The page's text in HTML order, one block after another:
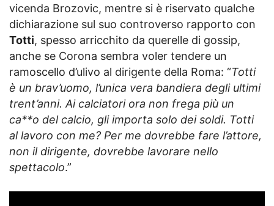
vicenda Brozovic, mentre si è riservato qualche
dichiarazione sul suo controverso rapporto con
Totti, spesso arricchito da querelle di gossip,
anche se Corona sembra voler tendere un
ramoscello d’ulivo al dirigente della Roma: “Totti
è un brav’uomo, l’unica vera bandiera degli ultimi
trent’anni. Ai calciatori ora non frega più un
ca**o del calcio, gli importa solo dei soldi. Totti
al lavoro con me? Per me dovrebbe fare l’attore,
non il dirigente, dovrebbe lavorare nello
spettacolo.”